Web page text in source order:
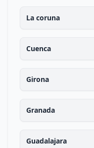
La coruna
Cuenca
Girona
Granada
Guadalajara